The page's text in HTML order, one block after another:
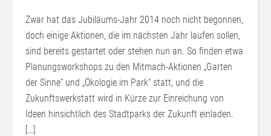
Zwar hat das Jubiläums-Jahr 2014 noch nicht begonnen,
doch einige Aktionen, die im nächsten Jahr laufen sollen,
sind bereits gestartet oder stehen nun an. So finden etwa
Planungsworkshops zu den Mitmach-Aktionen „Garten
der Sinne“ und „Ökologie im Park“ statt, und die
Zukunftswerkstatt wird in Kürze zur Einreichung von
Ideen hinsichtlich des Stadtparks der Zukunft einladen.
[…]